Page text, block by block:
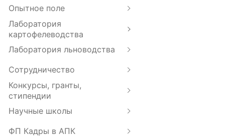
Опытное поле
Лаборатория
картофелеводства
Лаборатория льноводства
Сотрудничество
Конкурсы, гранты,
стипендии
Научные школы
ФП Кадры в АПК